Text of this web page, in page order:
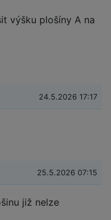
výšku plošíny A na
24.5.2026 17:17
25.5.2026 07:15
již nelze